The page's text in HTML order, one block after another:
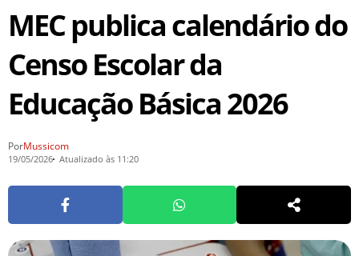
MEC publica calendário do
Censo Escolar da
Educação Básica 2026
PorMussicom
19/05/2026 Atualizado às 11:20